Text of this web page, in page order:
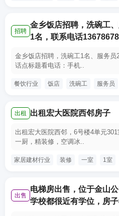
招聘
金乡饭店招聘，洗碗工
1名，联系电话
金乡饭店招聘，洗碗工1名、服务
话点标题看电话：手机..
餐饮行业 饭店 洗碗工 服务员
出租 出租宏大医院西邻房子
出租宏大医院西邻，6号楼4单元
一厨，精装修，空调冰..
家居建材行业 装修 一室 1室
出售
电梯房出售，位于金山
学校都很近有学位，房